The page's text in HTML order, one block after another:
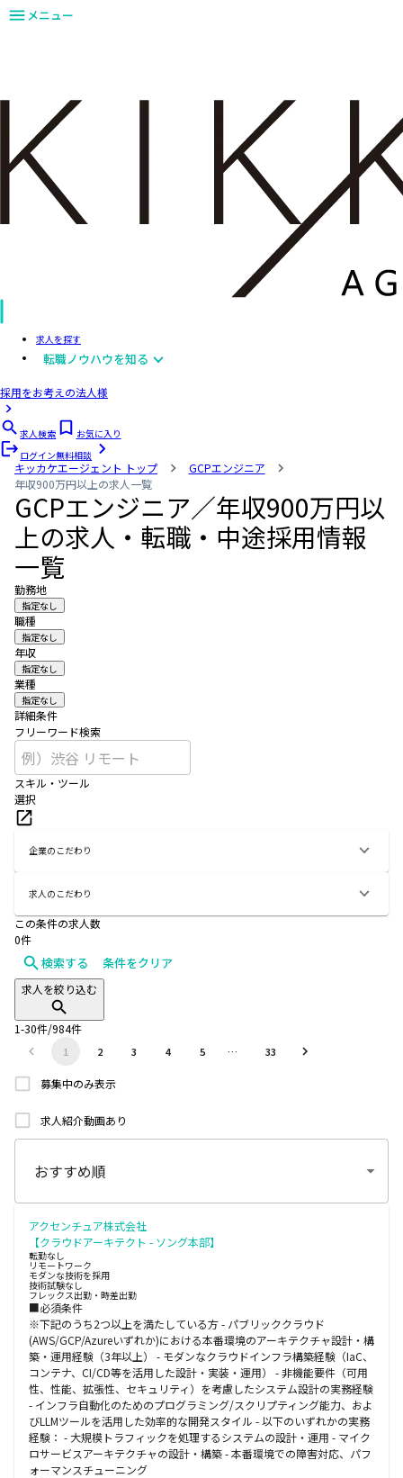
メニュー
求人を探す
転職ノウハウを知る
採用をお考えの法人様
求人検索
お気に入り
ログイン無料相談
キッカケエージェント トップ
GCPエンジニア
年収900万円以上の求人一覧
GCPエンジニア／年収900万円以
上の求人・転職・中途採用情報
一覧
勤務地
指定なし
職種
指定なし
年収
指定なし
業種
指定なし
詳細条件
フリーワード検索
スキル・ツール
選択
企業のこだわり
求人のこだわり
この条件の求人数
0件
検索する 条件をクリア
求人を絞り込む
1-30件/984件
1 2 3 4 5 … 33
募集中のみ表示
求人紹介動画あり
アクセンチュア株式会社
【クラウドアーキテクト - ソング本部】
転勤なし
リモートワーク
モダンな技術を採用
技術試験なし
フレックス出勤・時差出勤
■必須条件
※下記のうち2つ以上を満たしている方 - パブリッククラウド
(AWS/GCP/Azureいずれか)における本番環境のアーキテクチャ設計・構
築・運用経験（3年以上） - モダンなクラウドインフラ構築経験（IaC、
コンテナ、CI/CD等を活用した設計・実装・運用） - 非機能要件（可用
性、性能、拡張性、セキュリティ）を考慮したシステム設計の実務経験
- インフラ自動化のためのプログラミング/スクリプティング能力、およ
びLLMツールを活用した効率的な開発スタイル - 以下のいずれかの実務
経験： - 大規模トラフィックを処理するシステムの設計・運用 - マイク
ロサービスアーキテクチャの設計・構築 - 本番環境での障害対応、パフ
ォーマンスチューニング